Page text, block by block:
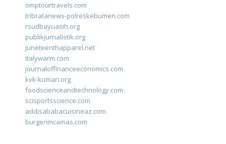
omptourtravels.com
tribratanews-polreskebumen.com
rsudbayuasih.org
publikjurnalistik.org
juneteenthapparel.net
italywarm.com
journaloffinanceeconomics.com
kvk-kumari.org
foodscienceandtechnology.com
scisportsscience.com
addisababacuisineaz.com
burgerimcamas.com